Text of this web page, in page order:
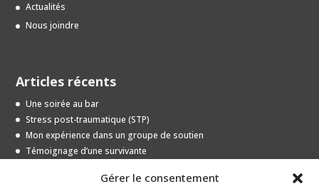
Gérer le consentement
Actualités
Nous joindre
Articles récents
Une soirée au bar
Stress post-traumatique (STP)
Mon expérience dans un groupe de soutien
Témoignage d’une survivante